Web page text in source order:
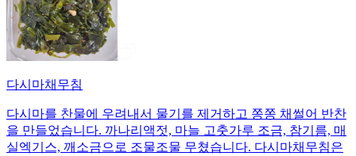
다시마채무침
다시마를 찬물에 우려내서 물기를 제거하고 쫑쫑 채썰어 반찬
을 만들었습니다. 까나리액젓, 마늘 고춧가루 조금, 참기름, 매
실엑기스, 깨소금으로 조물조물 무쳤습니다. 다시마채무침은